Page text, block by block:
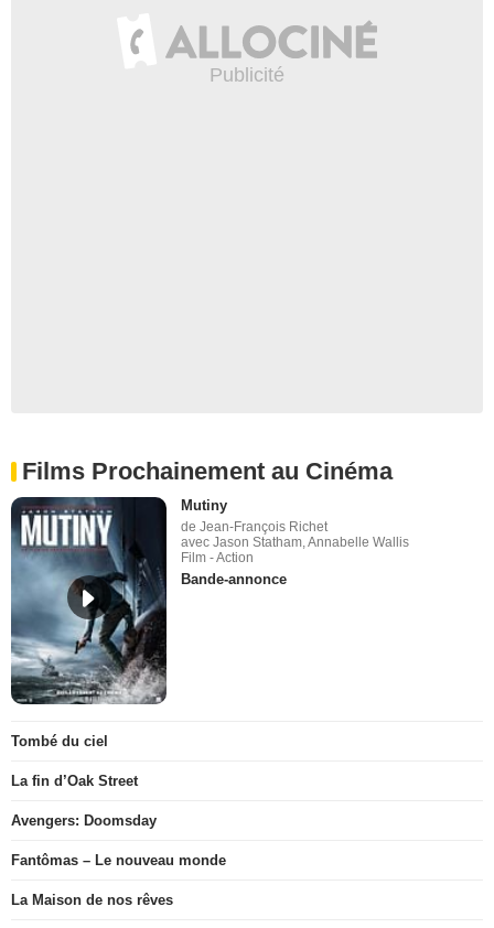
Films Prochainement au Cinéma
Mutiny
de Jean-François Richet
avec Jason Statham, Annabelle Wallis
Film - Action
Bande-annonce
Tombé du ciel
La fin d’Oak Street
Avengers: Doomsday
Fantômas – Le nouveau monde
La Maison de nos rêves